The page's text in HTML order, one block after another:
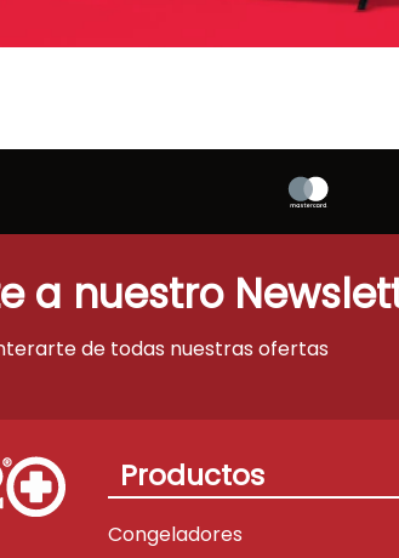
a nuestro
de todas nuestras ofertas
Productos
Congeladores